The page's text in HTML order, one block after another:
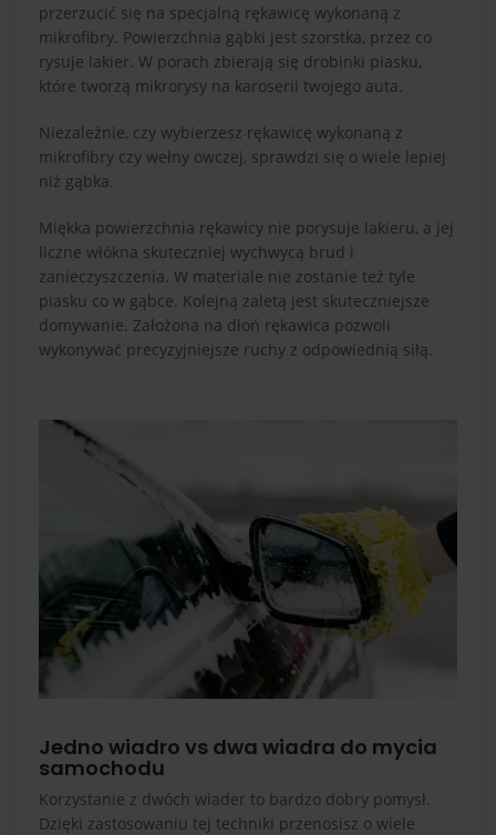
przerzucić się na specjalną rękawicę wykonaną z
mikrofibry. Powierzchnia gąbki jest szorstka, przez co
rysuje lakier. W porach zbierają się drobinki piasku,
które tworzą mikrorysy na karoserii twojego auta.
Niezależnie, czy wybierzesz rękawicę wykonaną z
mikrofibry czy wełny owczej, sprawdzi się o wiele lepiej
niż gąbka.
Miękka powierzchnia rękawicy nie porysuje lakieru, a jej
liczne włókna skuteczniej wychwycą brud i
zanieczyszczenia. W materiale nie zostanie też tyle
piasku co w gąbce. Kolejną zaletą jest skuteczniejsze
domywanie. Założona na dłoń rękawica pozwoli
wykonywać precyzyjniejsze ruchy z odpowiednią siłą.
Jedno wiadro vs dwa wiadra do mycia
samochodu
Korzystanie z dwóch wiader to bardzo dobry pomysł.
Dzięki zastosowaniu tej techniki przenosisz o wiele